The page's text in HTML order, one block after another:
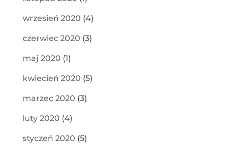
wrzesień 2020 (4)
czerwiec 2020 (3)
maj 2020 (1)
kwiecień 2020 (5)
marzec 2020 (3)
luty 2020 (4)
styczeń 2020 (5)